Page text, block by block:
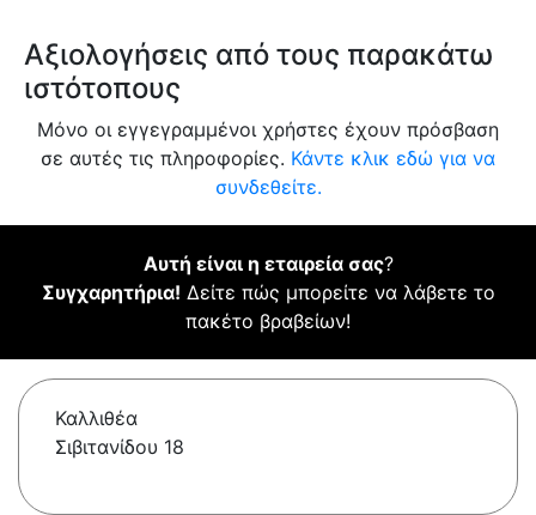
Αξιολογήσεις από τους παρακάτω
ιστότοπους
Μόνο οι εγγεγραμμένοι χρήστες έχουν πρόσβαση
σε αυτές τις πληροφορίες. Κάντε κλικ εδώ για να
συνδεθείτε.
Αυτή είναι η εταιρεία σας?
Συγχαρητήρια! Δείτε πώς μπορείτε να λάβετε το
πακέτο βραβείων!
Καλλιθέα
Σιβιτανίδου 18